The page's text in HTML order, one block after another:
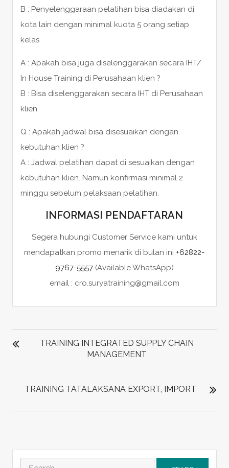
B : Penyelenggaraan pelatihan bisa diadakan di
kota lain dengan minimal kuota 5 orang setiap
kelas
A : Apakah bisa juga diselenggarakan secara IHT/
In House Training di Perusahaan klien ?
B : Bisa diselenggarakan secara IHT di Perusahaan
klien
Q : Apakah jadwal bisa disesuaikan dengan
kebutuhan klien ?
A : Jadwal pelatihan dapat di sesuaikan dengan
kebutuhan klien. Namun konfirmasi minimal 2
minggu sebelum pelaksaan pelatihan.
INFORMASI PENDAFTARAN
Segera hubungi Customer Service kami untuk
mendapatkan promo menarik di bulan ini +62822-
9767-5557(Available WhatsApp)
email : cro.suryatraining@gmail.com
POST
NAVIGATION
TRAINING INTEGRATED SUPPLY CHAIN
MANAGEMENT
TRAINING TATALAKSANA EXPORT, IMPORT
Search